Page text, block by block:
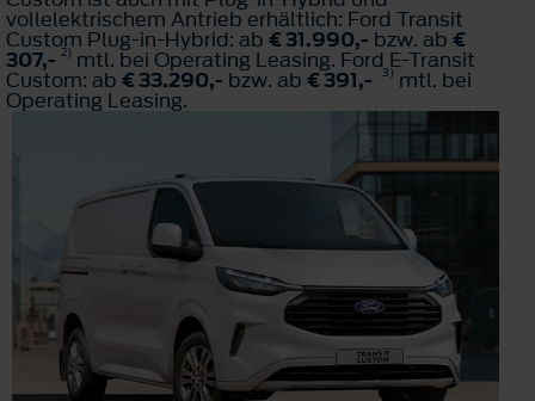
vollelektrischem Antrieb erhältlich: Ford Transit
Custom Plug-in-Hybrid: ab € 31.990,- bzw. ab €
307,- 2) mtl. bei Operating Leasing. Ford E-Transit
Custom: ab € 33.290,- bzw. ab € 391,- 3) mtl. bei
Operating Leasing.